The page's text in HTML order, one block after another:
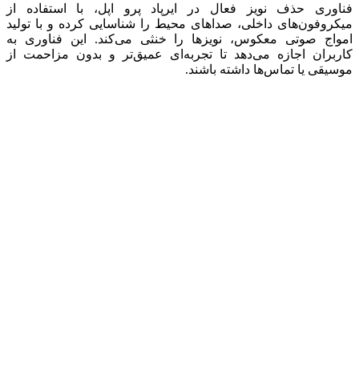
فناوری حذف نویز فعال در ایرپاد پرو اپل، با استفاده از
میکروفون‌های داخلی، صداهای محیط را شناسایی کرده و با تولید
امواج صوتی معکوس، نویزها را خنثی می‌کند. این فناوری به
کاربران اجازه می‌دهد تا تجربه‌ای عمیق‌تر و بدون مزاحمت از
موسیقی یا تماس‌ها داشته باشند.